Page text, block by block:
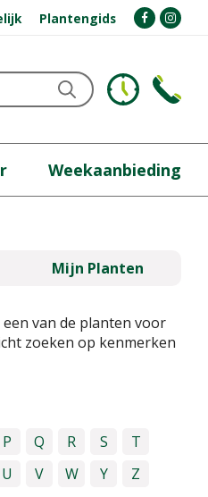
Plantengids
Weekaanbieding
Mijn Planten
van de planten voor
zoeken op kenmerken
P Q R S
T
U
V W Y Z